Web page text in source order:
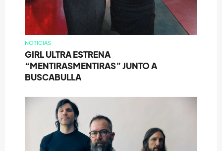
NOTICIAS
GIRL ULTRA ESTRENA
“MENTIRASMENTIRAS” JUNTO A
BUSCABULLA